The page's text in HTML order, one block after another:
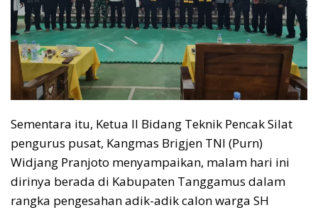
Sementara itu, Ketua II Bidang Teknik Pencak Silat
pengurus pusat, Kangmas Brigjen TNI (Purn)
Widjang Pranjoto menyampaikan, malam hari ini
dirinya berada di Kabupaten Tanggamus dalam
rangka pengesahan adik-adik calon warga SH